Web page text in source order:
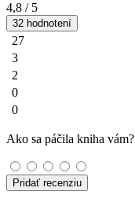
4,8 / 5
32 hodnotení
27
3
2
0
0
Ako sa páčila kniha vám?
Pridať recenziu